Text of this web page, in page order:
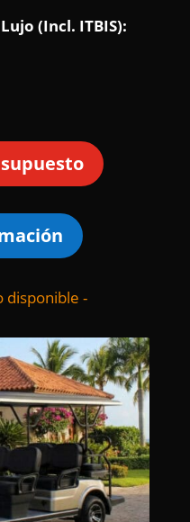
(Incl. ITBIS):
disponible -